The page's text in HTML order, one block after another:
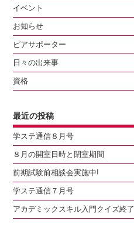
イベント
お知らせ
ピアサポーター
日々の出来事
資格
最近の投稿
学ステ通信８月号
８月の開室日時と閉室期間
前期試験前相談会実施中!
学ステ通信７月号
アカデミックスキル入門クイズ終了